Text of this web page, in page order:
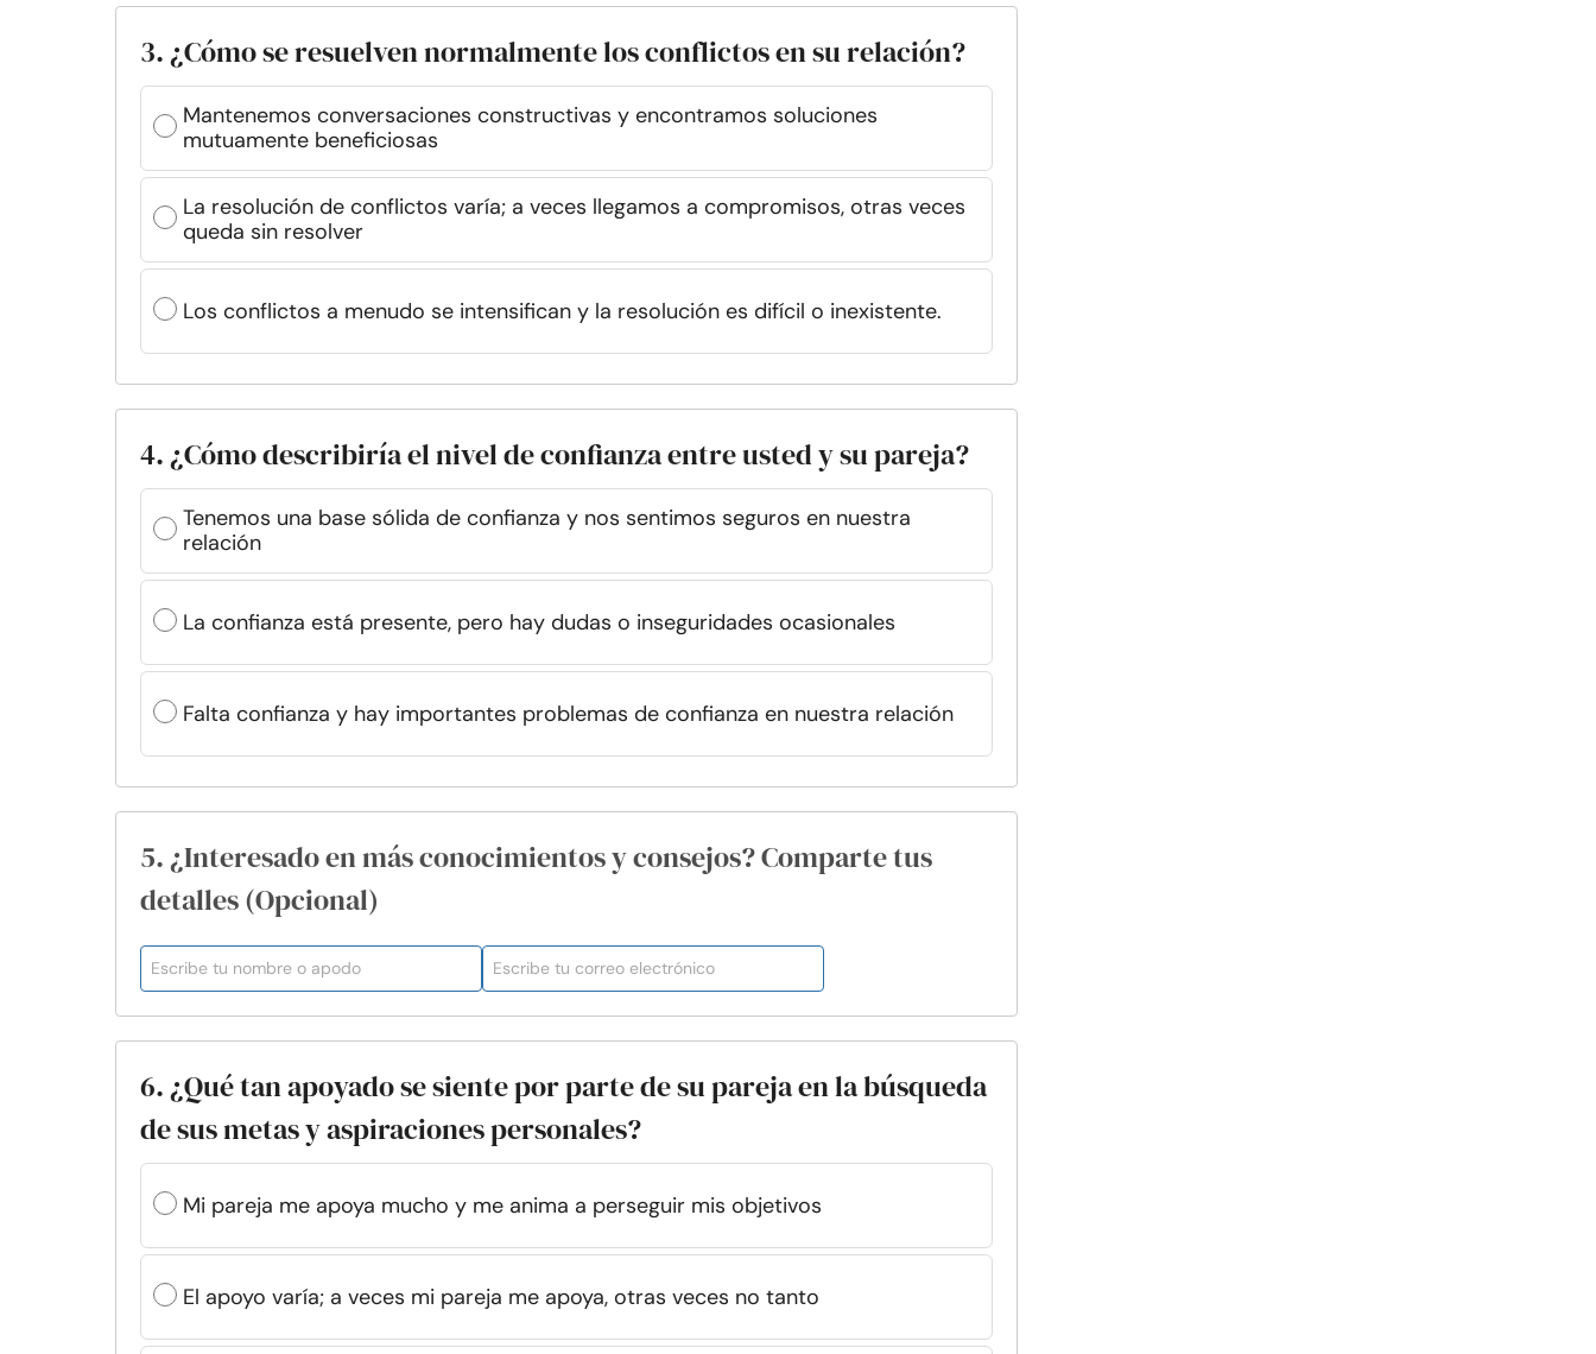
3. ¿Cómo se resuelven normalmente los conflictos en su relación?
Mantenemos conversaciones constructivas y encontramos soluciones
mutuamente beneficiosas
La resolución de conflictos varía; a veces llegamos a compromisos, otras veces
queda sin resolver
Los conflictos a menudo se intensifican y la resolución es difícil o inexistente.
4. ¿Cómo describiría el nivel de confianza entre usted y su pareja?
Tenemos una base sólida de confianza y nos sentimos seguros en nuestra
relación
La confianza está presente, pero hay dudas o inseguridades ocasionales
Falta confianza y hay importantes problemas de confianza en nuestra relación
5. ¿Interesado en más conocimientos y consejos? Comparte tus
detalles (Opcional)
6. ¿Qué tan apoyado se siente por parte de su pareja en la búsqueda
de sus metas y aspiraciones personales?
Mi pareja me apoya mucho y me anima a perseguir mis objetivos
El apoyo varía; a veces mi pareja me apoya, otras veces no tanto